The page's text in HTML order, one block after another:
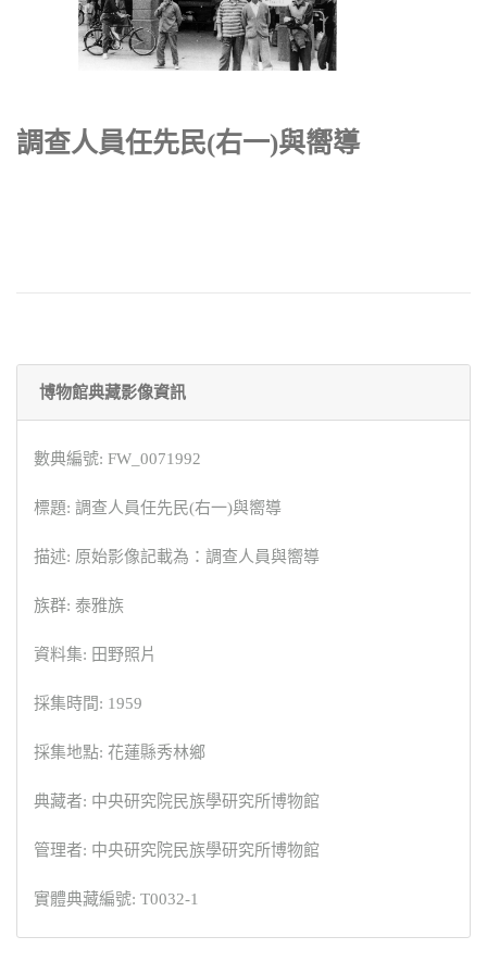
調查人員任先民(右一)與嚮導
博物館典藏影像資訊
數典編號: FW_0071992
標題: 調查人員任先民(右一)與嚮導
描述: 原始影像記載為：調查人員與嚮導
族群: 泰雅族
資料集: 田野照片
採集時間: 1959
採集地點: 花蓮縣秀林鄉
典藏者: 中央研究院民族學研究所博物館
管理者: 中央研究院民族學研究所博物館
實體典藏編號: T0032-1